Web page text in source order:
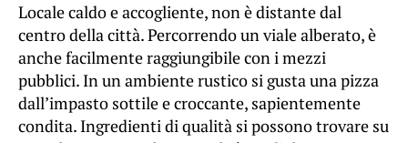
Locale caldo e accogliente, non è distante dal
centro della città. Percorrendo un viale alberato, è
anche facilmente raggiungibile con i mezzi
pubblici. In un ambiente rustico si gusta una pizza
dall’impasto sottile e croccante, sapientemente
condita. Ingredienti di qualità si possono trovare su